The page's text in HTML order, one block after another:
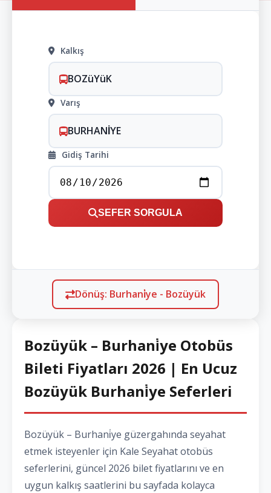
Kalkış
BOZüYüK
Varış
BURHANİYE
Gidiş Tarihi
SEFER SORGULA
Dönüş: Burhani̇ye - Bozüyük
Bozüyük – Burhani̇ye Otobüs
Bileti Fiyatları 2026 | En Ucuz
Bozüyük Burhani̇ye Seferleri
Bozüyük – Burhani̇ye güzergahında seyahat
etmek isteyenler için Kale Seyahat otobüs
seferlerini, güncel 2026 bilet fiyatlarını ve en
uygun kalkış saatlerini bu sayfada kolayca